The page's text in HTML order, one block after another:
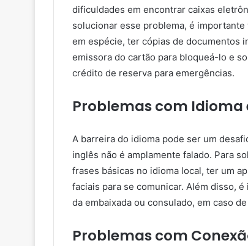
dificuldades em encontrar caixas
solucionar esse problema, é
em espécie, ter cópias de documentos
emissora do cartão para bloqueá-lo e
crédito de reserva para emergências.
Problemas com
A barreira do idioma pode ser um
inglês não é amplamente falado. Para
frases básicas no idioma local, ter um
faciais para se comunicar. Além disso,
da embaixada ou consulado, em caso
Problemas com